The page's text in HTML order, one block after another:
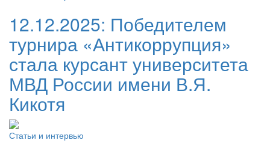
12.12.2025: Победителем
турнира «Антикоррупция»
стала курсант университета
МВД России имени В.Я.
Кикотя
Статьи и интервью